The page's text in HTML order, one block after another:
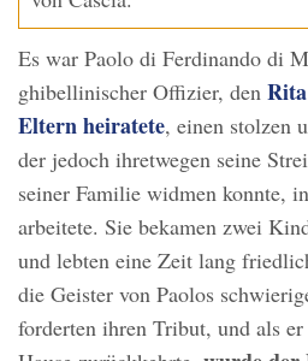
Es war Paolo di Ferdinando di
ghibellinischer Offizier, den Rita
Eltern heiratete, einen stolzen
der jedoch ihretwegen seine
seiner Familie widmen konnte,
arbeitete. Sie bekamen zwei
und lebten eine Zeit lang
die Geister von Paolos
forderten ihren Tribut, und als